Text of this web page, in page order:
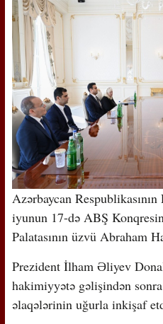
Azərbaycan
iyunun 17-də ABŞ
Palatasının üzvü Abraham
Prezident İlham Əliyev
hakimiyyətə gəlişindən
əlaqələrinin uğurla inkişaf